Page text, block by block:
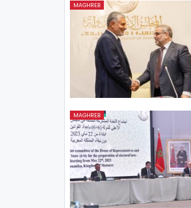
MAGHREB
MAGHREB